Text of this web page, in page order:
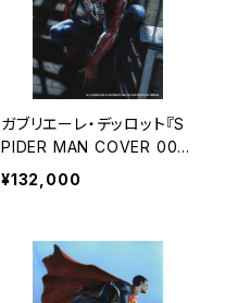
ガブリエーレ・デッロット『S
PIDER MAN COVER 00
3』版画
¥132,000